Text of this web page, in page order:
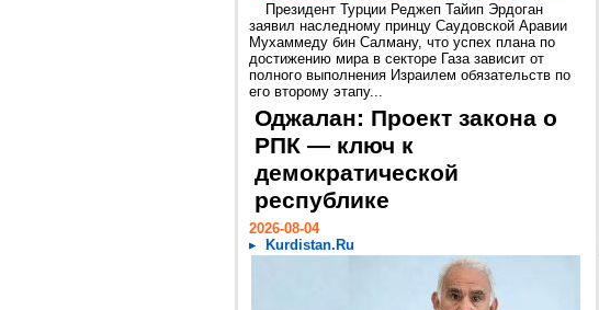
Президент Турции Реджеп Тайип Эрдоган
заявил наследному принцу Саудовской Аравии
Мухаммеду бин Салману, что успех плана по
достижению мира в секторе Газа зависит от
полного выполнения Израилем обязательств по
его второму этапу...
Оджалан: Проект закона о
РПК — ключ к
демократической
республике
2026-08-04
Kurdistan.Ru